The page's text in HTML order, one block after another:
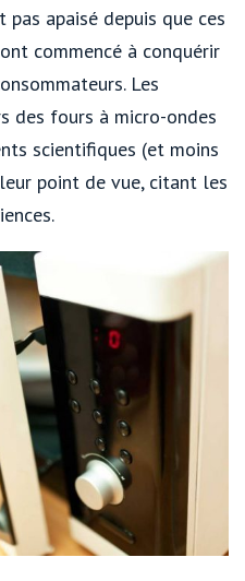
apaisé depuis que ces
commencé à conquérir
Les
des fours à micro-ondes
scientifiques (et moins
point de vue, citant les